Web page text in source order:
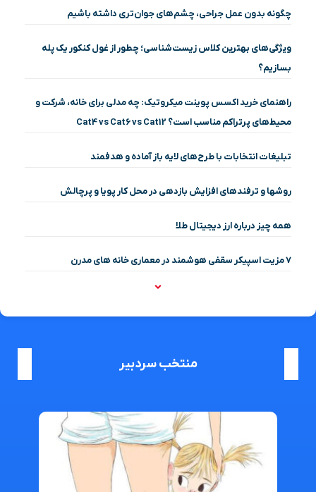
چگونه بدون عمل جراحی، چشم‌های جوان‌تری داشته باشیم
ویژگی‌های بهترین کلاس زیست‌شناسی؛ چطور از غول کنکور یک پله
بسازیم؟
راهنمای خرید اکسس پوینت میکروتیک: چه مدلی برای خانه، شرکت و
محیط‌های پرتراکم مناسب است؟ Cat4 vs Cat6 vs Cat12
تبلیغات انتخابات با طرح‌های لایه باز آماده و هدفمند
روشها و ترفندهای افزایش بازدهی در محل کار پویا و پرچالش
همه چیز درباره ارز دیجیتال طلا
۷ مزیت اسپیکر سقفی هوشمند در معماری خانه‌ های مدرن
منتخب سردبیر